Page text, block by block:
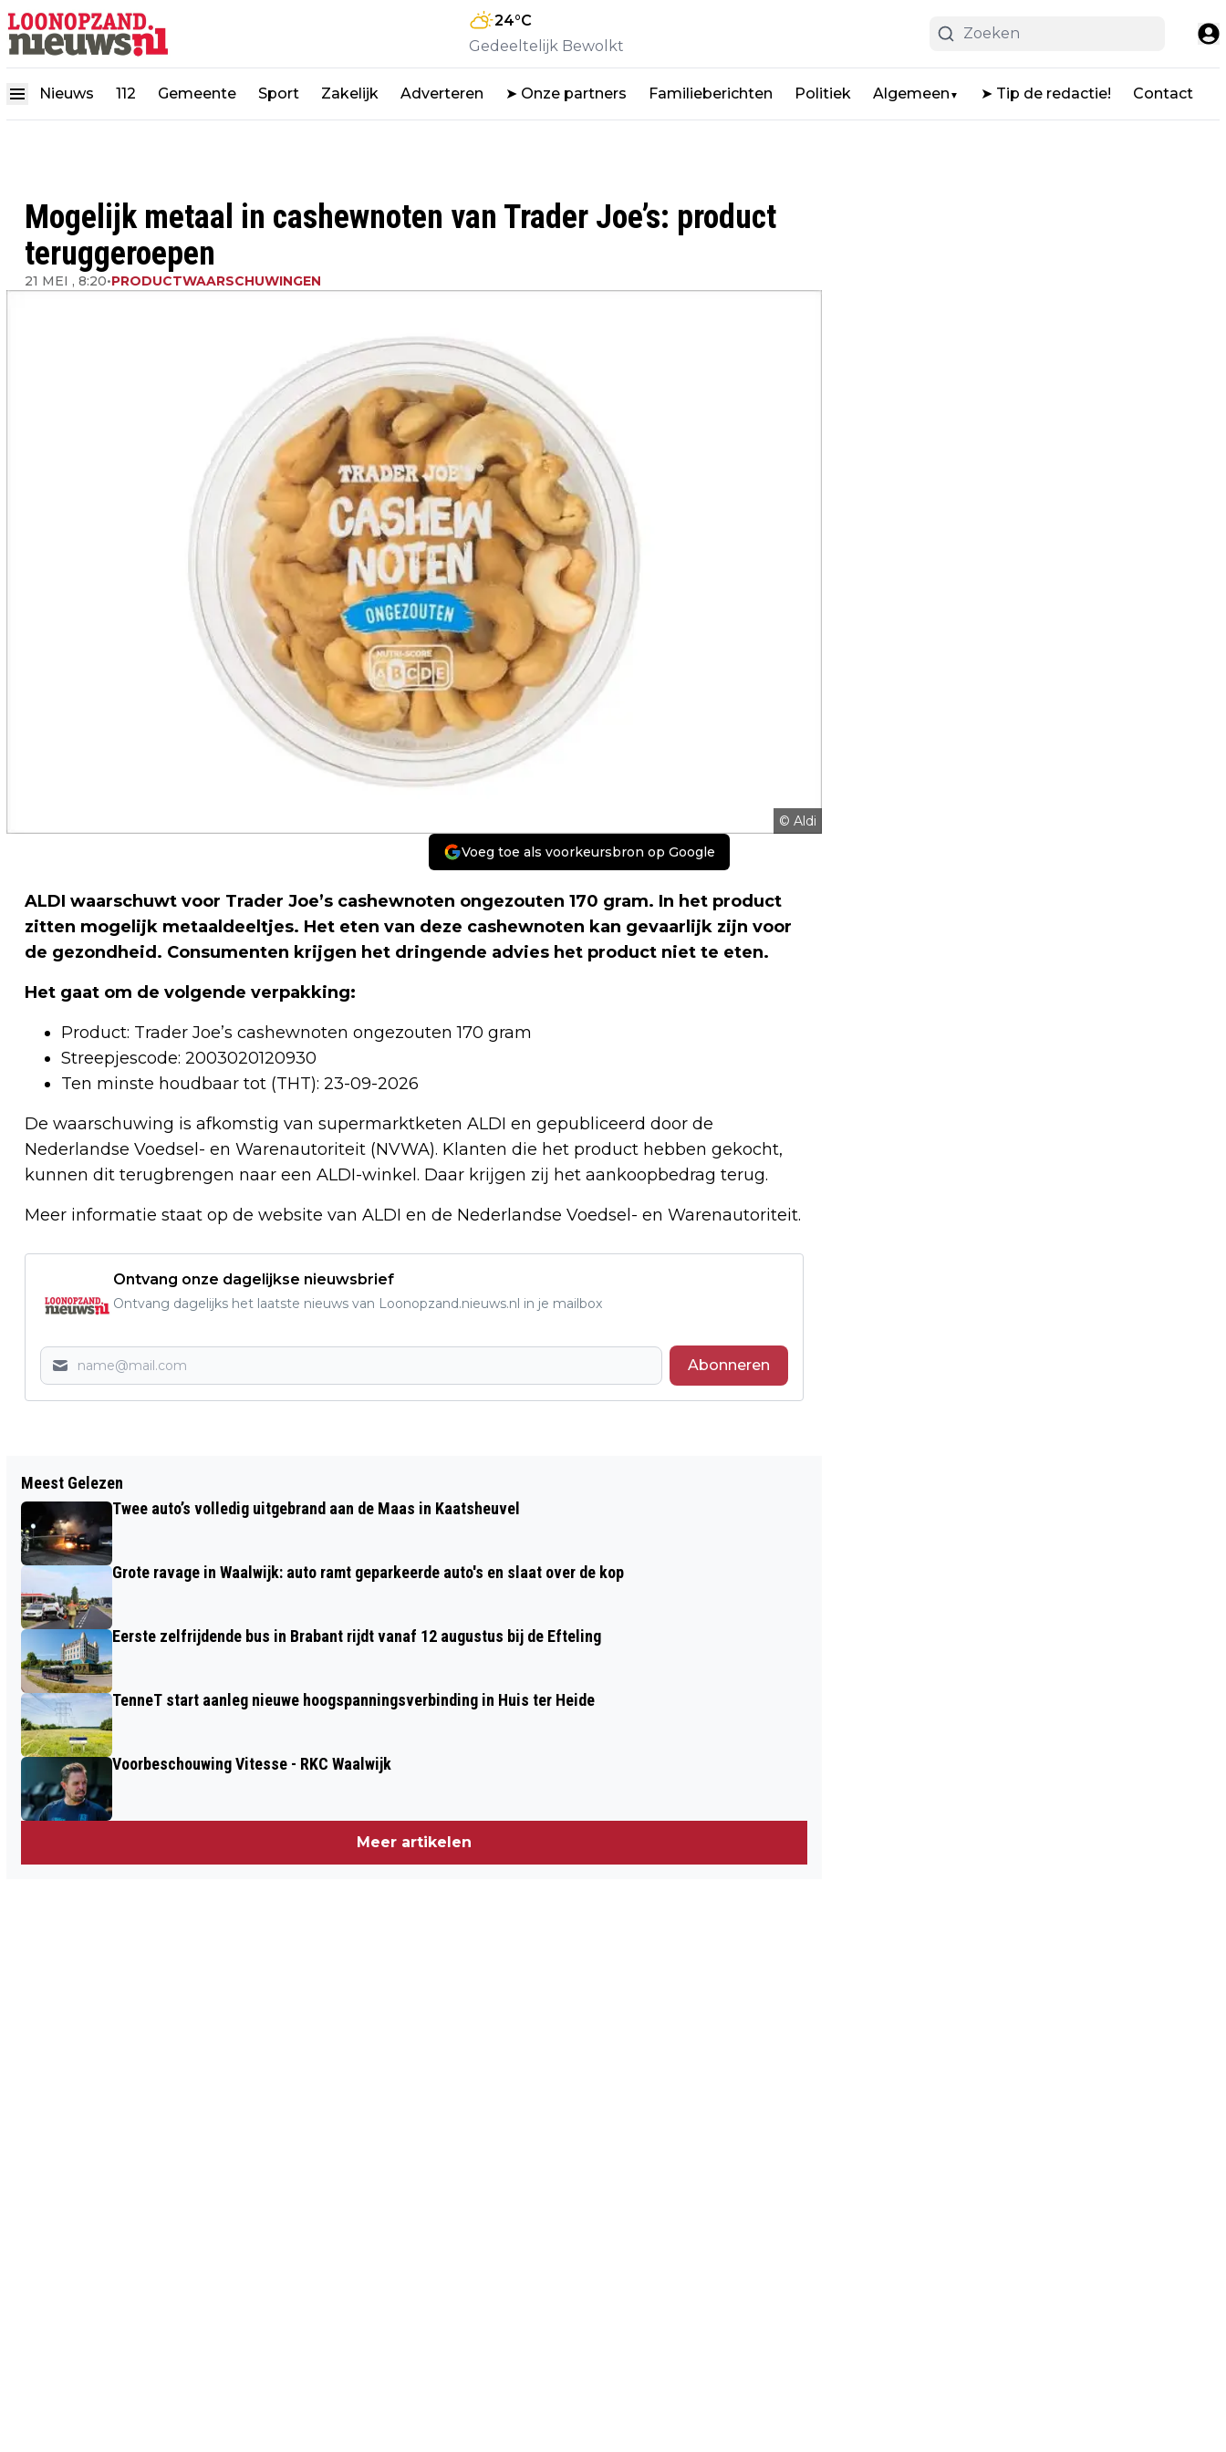
24°C
Gedeeltelijk Bewolkt
Nieuws 112 Gemeente Sport Zakelijk Adverteren ➤ Onze partners Familieberichten Politiek Algemeen ▼ ➤ Tip de redactie! Contact
Mogelijk metaal in cashewnoten van Trader Joe’s: product
teruggeroepen
21 MEI , 8:20•PRODUCTWAARSCHUWINGEN
© Aldi
Voeg toe als voorkeursbron op Google
ALDI waarschuwt voor Trader Joe’s cashewnoten ongezouten 170 gram. In het product
zitten mogelijk metaaldeeltjes. Het eten van deze cashewnoten kan gevaarlijk zijn voor
de gezondheid. Consumenten krijgen het dringende advies het product niet te eten.
Het gaat om de volgende verpakking:
Product: Trader Joe’s cashewnoten ongezouten 170 gram
Streepjescode: 2003020120930
Ten minste houdbaar tot (THT): 23-09-2026
De waarschuwing is afkomstig van supermarktketen ALDI en gepubliceerd door de
Nederlandse Voedsel- en Warenautoriteit (NVWA). Klanten die het product hebben gekocht,
kunnen dit terugbrengen naar een ALDI-winkel. Daar krijgen zij het aankoopbedrag terug.
Meer informatie staat op de website van ALDI en de Nederlandse Voedsel- en Warenautoriteit.
Ontvang onze dagelijkse nieuwsbrief
Ontvang dagelijks het laatste nieuws van Loonopzand.nieuws.nl in je mailbox
Abonneren
MOERS PINKSTERWEEKEND BRENGT
MUZIEK, FAMILIEVERMAAK EN
BRABANTSE GEZELLIGHEID NAAR DE
MOER
SUPERMARKTPRODUCTEN EN VINDT
Meest Gelezen
Twee auto’s volledig uitgebrand aan de Maas in Kaatsheuvel
Grote ravage in Waalwijk: auto ramt geparkeerde auto's en slaat over de kop
Eerste zelfrijdende bus in Brabant rijdt vanaf 12 augustus bij de Efteling
TenneT start aanleg nieuwe hoogspanningsverbinding in Huis ter Heide
Voorbeschouwing Vitesse - RKC Waalwijk
Meer artikelen